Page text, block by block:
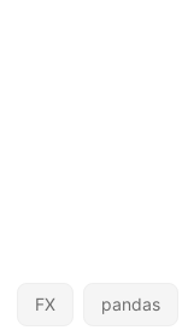
FX pandas